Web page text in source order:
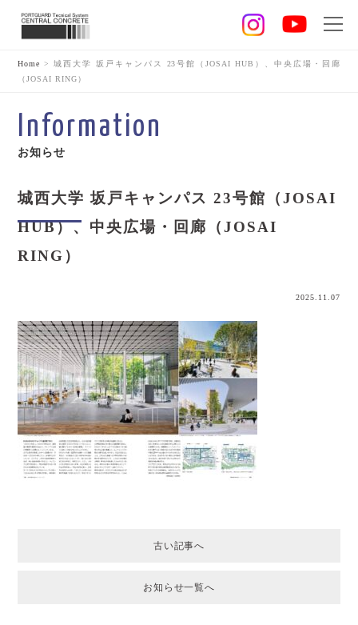
Home >城西大学 坂戸キャンパス 23号館（JOSAI HUB）、中央広場・回廊
（JOSAI RING）
Information
お知らせ
城西大学 坂戸キャンパス 23号館（JOSAI
HUB）、中央広場・回廊（JOSAI
RING）
2025.11.07
古い記事へ
お知らせ一覧へ